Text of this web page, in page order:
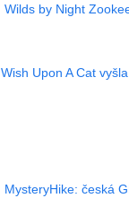
Wilds by Night
Wish Upon A Cat
MysteryHike: česká